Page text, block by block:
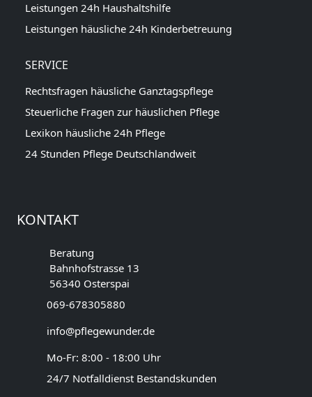
Leistungen 24h Haushaltshilfe
Leistungen häusliche 24h Kinderbetreuung
SERVICE
Rechtsfragen häusliche Ganztagspflege
Steuerliche Fragen zur häuslichen Pflege
Lexikon häusliche 24h Pflege
24 Stunden Pflege Deutschlandweit
KONTAKT
Beratung
Bahnhofstrasse 13
56340 Osterspai
069-678305880
info@pflegewunder.de
Mo-Fr: 8:00 - 18:00 Uhr
24/7 Notfalldienst Bestandskunden